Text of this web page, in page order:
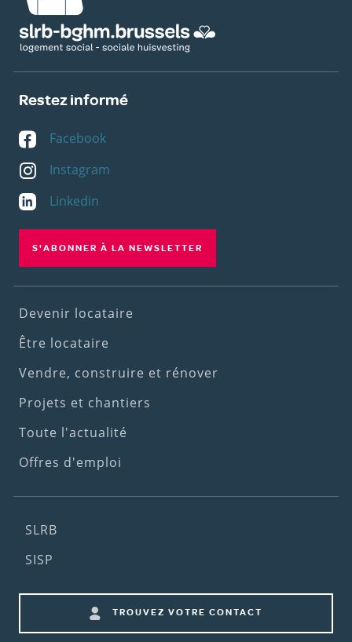
Restez informé
Facebook
Instagram
Linkedin
S'ABONNER À LA NEWSLETTER
Footer
(1st
menu)
Devenir locataire
Être locataire
Vendre, construire et rénover
Projets et chantiers
Toute l'actualité
Offres d'emploi
Footer
(2nd
SLRB
SISP
Footer
shortcuts
TROUVEZ VOTRE CONTACT